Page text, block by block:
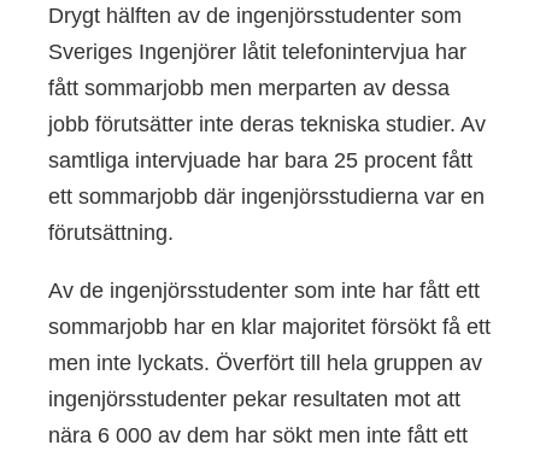
Drygt hälften av de ingenjörsstudenter som
Sveriges Ingenjörer låtit telefonintervjua har
fått sommarjobb men merparten av dessa
jobb förutsätter inte deras tekniska studier. Av
samtliga intervjuade har bara 25 procent fått
ett sommarjobb där ingenjörsstudierna var en
förutsättning.
Av de ingenjörsstudenter som inte har fått ett
sommarjobb har en klar majoritet försökt få ett
men inte lyckats. Överfört till hela gruppen av
ingenjörsstudenter pekar resultaten mot att
nära 6 000 av dem har sökt men inte fått ett